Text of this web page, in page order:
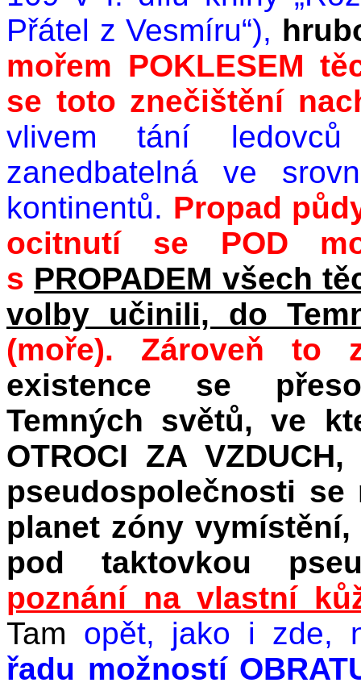
Přátel z Vesmíru“),
mořem POKLESEM
se toto znečištění
vlivem tání
zanedbatelná ve
kontinentů. Propad
ocitnutí se POD
s PROPADEM všech
volby učinili, do
(moře). Zároveň to
existence se
Temných světů, ve
OTROCI ZA
pseudospolečnosti
planet zóny
pod taktovkou
poznání na vlastní
Tam opět, jako i zde,
řadu možností